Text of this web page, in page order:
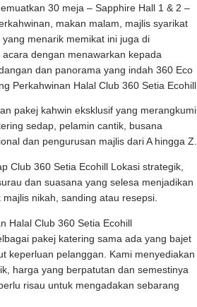
30 meja – Sapphire Hall 1 & 2 –
makan malam, majlis syarikat
menarik memikat ini juga di
dengan menawarkan kepada
dan panorama yang indah 360 Eco
Perkahwinan Halal Club 360 Setia Ecohill
pakej kahwin eksklusif yang merangkumi
sedap, pelamin cantik, busana
dan pengurusan majlis dari A hingga Z.
Club 360 Setia Ecohill Lokasi strategik,
dan suasana yang selesa menjadikan
nikah, sanding atau resepsi.
Halal Club 360 Setia Ecohill
pakej katering sama ada yang bajet
keperluan pelanggan. Kami menyediakan
harga yang berpatutan dan semestinya
risau untuk mengadakan sebarang